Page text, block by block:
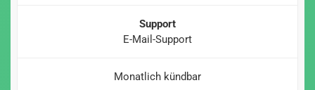
Support
E-Mail-Support
Monatlich kündbar